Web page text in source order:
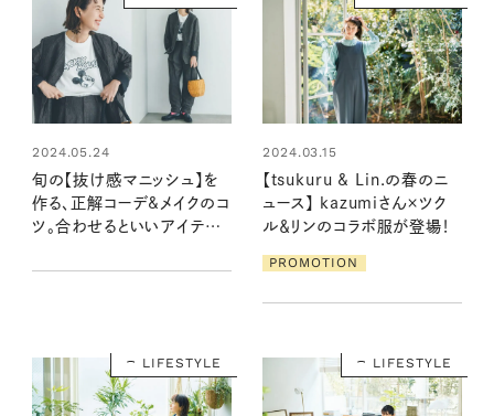
2024.05.24
旬の【抜け感マニッシュ】を
作る、正解コーデ&メイクのコ
ツ。合わせるといいアイテム
2024.03.15
【tsukuru & Lin.の春のニ
ュース】 kazumiさん×ツク
ル＆リンのコラボ服が登場！
PROMOTION
LIFESTYLE LIFESTYLE